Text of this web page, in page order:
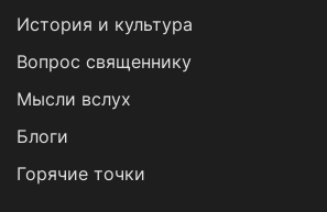
История и культура
Вопрос священнику
Мысли вслух
Блоги
Горячие точки